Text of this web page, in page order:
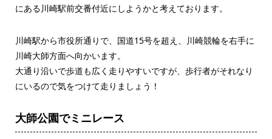
にある川崎駅前交番付近にしようかと考えております。
川崎駅から市役所通りで、国道15号を超え、川崎競輪を右手に
川崎大師方面へ向かいます。
大通り沿いで歩道も広く走りやすいですが、歩行者がそれなり
にいるので気をつけて走りましょう！
大師公園でミニレース